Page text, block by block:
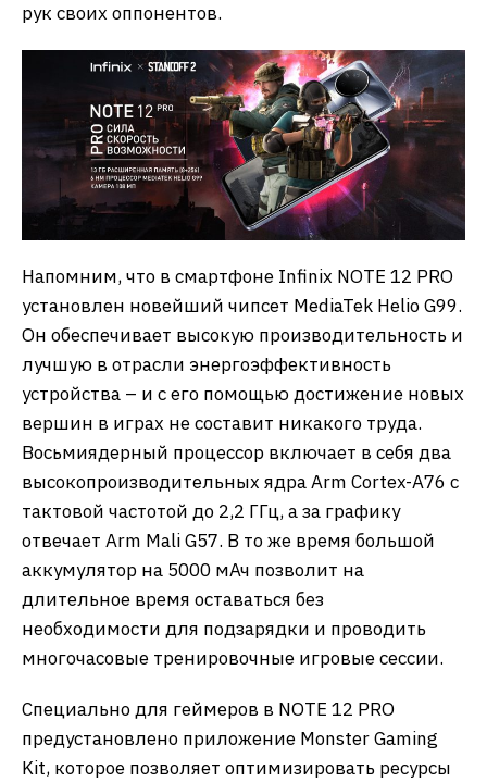
рук своих оппонентов.
Напомним, что в смартфоне Infinix NOTE 12 PRO
установлен новейший чипсет MediaTek Helio G99.
Он обеспечивает высокую производительность и
лучшую в отрасли энергоэффективность
устройства – и с его помощью достижение новых
вершин в играх не составит никакого труда.
Восьмиядерный процессор включает в себя два
высокопроизводительных ядра Arm Cortex-A76 с
тактовой частотой до 2,2 ГГц, а за графику
отвечает Arm Mali G57. В то же время большой
аккумулятор на 5000 мАч позволит на
длительное время оставаться без
необходимости для подзарядки и проводить
многочасовые тренировочные игровые сессии.
Специально для геймеров в NOTE 12 PRO
предустановлено приложение Monster Gaming
Kit, которое позволяет оптимизировать ресурсы